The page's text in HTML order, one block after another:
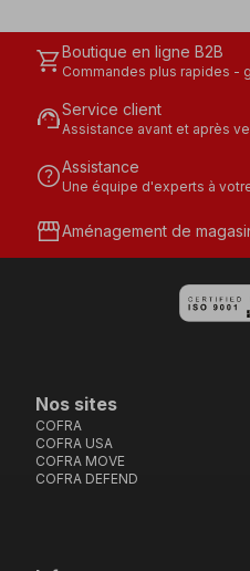
shopping_cartBoutique en ligne B2B
Commandes plus rapides -
support_agentService client
Assistance avant et après
helpAssistance
Une équipe d'experts à
storefrontAménagement de
Nos sites
COFRA
COFRA USA
COFRA MOVE
COFRA DEFEND